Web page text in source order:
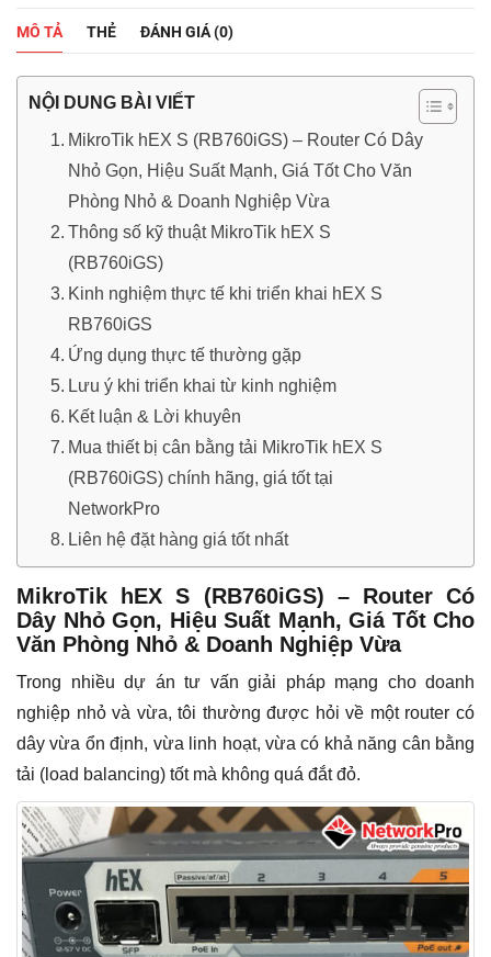
S
RB760iGS
Cân
Bằng
lượng
MÔ TẢ THẺ ĐÁNH GIÁ (0)
NỘI DUNG BÀI VIẾT
MikroTik hEX S (RB760iGS) – Router Có Dây
Nhỏ Gọn, Hiệu Suất Mạnh, Giá Tốt Cho Văn
Phòng Nhỏ & Doanh Nghiệp Vừa
Thông số kỹ thuật MikroTik hEX S
(RB760iGS)
Kinh nghiệm thực tế khi triển khai hEX S
RB760iGS
Ứng dụng thực tế thường gặp
Lưu ý khi triển khai từ kinh nghiệm
Kết luận & Lời khuyên
Mua thiết bị cân bằng tải MikroTik hEX S
(RB760iGS) chính hãng, giá tốt tại
NetworkPro
Liên hệ đặt hàng giá tốt nhất
MikroTik hEX S (RB760iGS) – Router Có
Dây Nhỏ Gọn, Hiệu Suất Mạnh, Giá Tốt Cho
Văn Phòng Nhỏ & Doanh Nghiệp Vừa
Trong nhiều dự án tư vấn giải pháp mạng cho doanh
nghiệp nhỏ và vừa, tôi thường được hỏi về một router có
dây vừa ổn định, vừa linh hoạt, vừa có khả năng cân bằng
tải (load balancing) tốt mà không quá đắt đỏ.